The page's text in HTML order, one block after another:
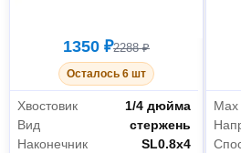
1350 ₽2288 ₽
Осталось 6 шт
Хвостовик
1/4 дюйма
Вид
стержень
Наконечник
SL0.8х4